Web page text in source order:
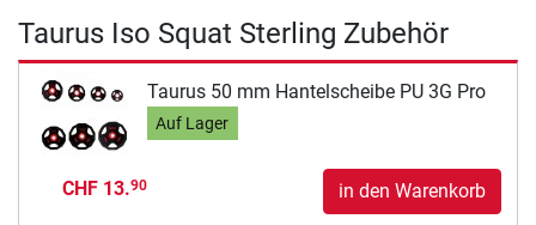
Taurus Iso Squat Sterling Zubehör
Taurus 50 mm Hantelscheibe PU 3G Pro
Auf Lager
CHF 13.90 in den Warenkorb